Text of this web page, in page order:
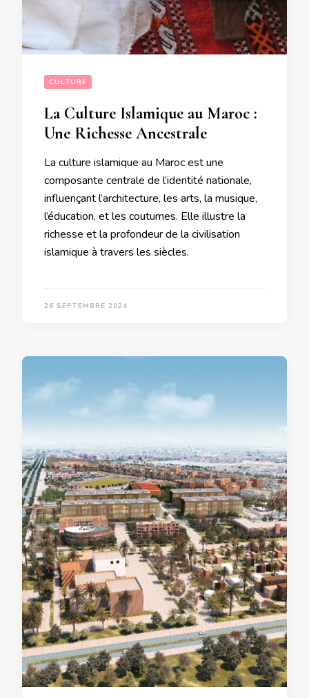
CULTURE
La Culture Islamique au Maroc :
Une Richesse Ancestrale
La culture islamique au Maroc est une
composante centrale de l’identité nationale,
influençant l’architecture, les arts, la musique,
l’éducation, et les coutumes. Elle illustre la
richesse et la profondeur de la civilisation
islamique à travers les siècles.
26 SEPTEMBRE 2024